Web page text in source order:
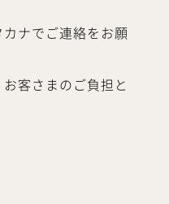
ナでご連絡をお願
客さまのご負担と